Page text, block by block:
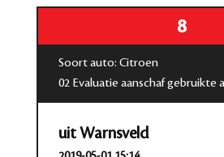
8
Soort auto: Citroen
02 Evaluatie aanschaf gebruikte
uit Warnsveld